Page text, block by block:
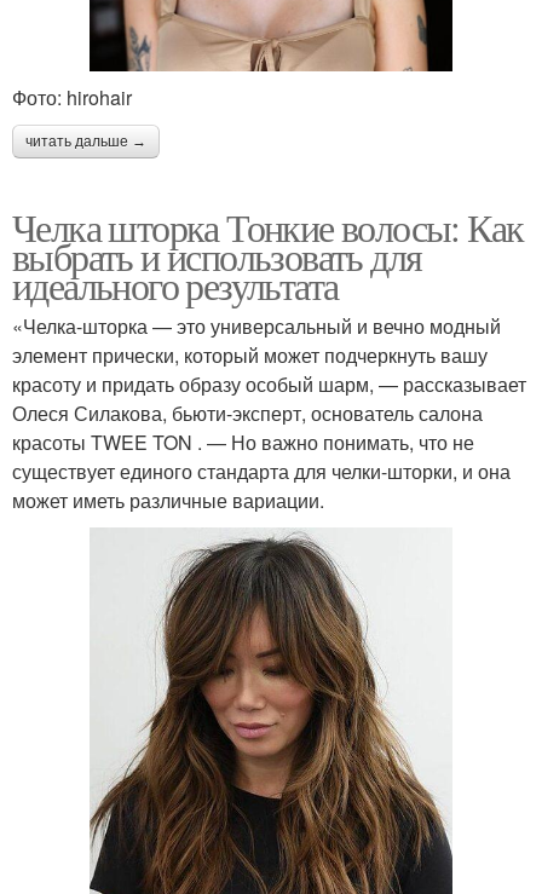
Фото: hirohair
читать дальше →
Челка шторка Тонкие волосы: Как
выбрать и использовать для
идеального результата
«Челка-шторка — это универсальный и вечно модный
элемент прически, который может подчеркнуть вашу
красоту и придать образу особый шарм, — рассказывает
Олеся Силакова, бьюти-эксперт, основатель салона
красоты TWEE TON . — Но важно понимать, что не
существует единого стандарта для челки-шторки, и она
может иметь различные вариации.